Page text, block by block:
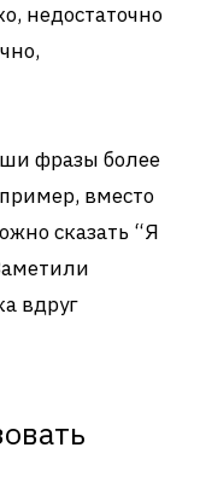
недостаточно
фразы более
вместо
сказать “Я
вдруг